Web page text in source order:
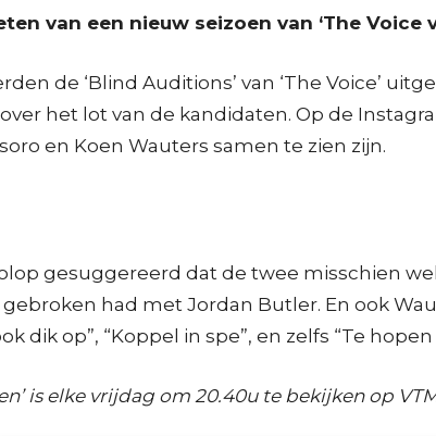
van een nieuw seizoen van ‘The
de ‘Blind Auditions’ van ‘The Voice’
het lot van de kandidaten. Op de
en Koen Wauters samen te zien zijn.
gesuggereerd dat de twee misschien
gebroken had met Jordan Butler. En ook
dik op”, “Koppel in spe”, en zelfs “Te
is elke vrijdag om 20.40u te bekijken op